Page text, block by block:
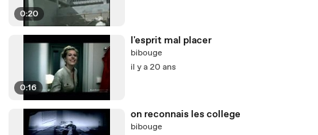
0:20
0:16
l'esprit mal placer
bibouge
il y a 20 ans
on reconnais les college
bibouge